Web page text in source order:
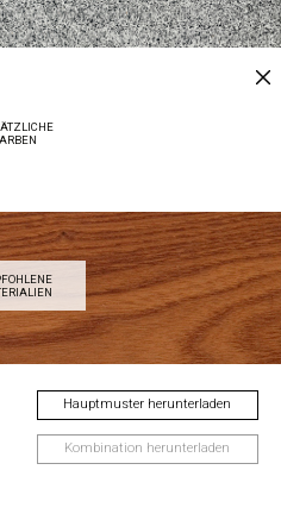
Hauptmuster herunterladen
Kombination herunterladen